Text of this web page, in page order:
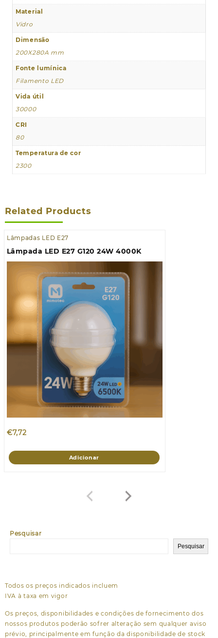
Pesquisar
Pesquisar
Material
Vidro
Dimensão
200X280A mm
Fonte lumínica
Filamento LED
Vida útil
30000
CRI
80
Temperatura de cor
2300
Related Products
Lâmpadas LED E27
Lâmpada LED E27 G120 24W 4000K
€7,72
Adicionar
Todos os preços indicados incluem
IVA à taxa em vigor
Os preços, disponibilidades e condições de fornecimento dos
nossos produtos poderão sofrer alteração sem qualquer aviso
prévio, principalmente em função da disponibilidade de stock